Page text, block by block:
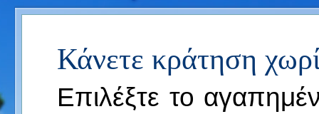
Κάνετε κράτηση
Επιλέξτε το